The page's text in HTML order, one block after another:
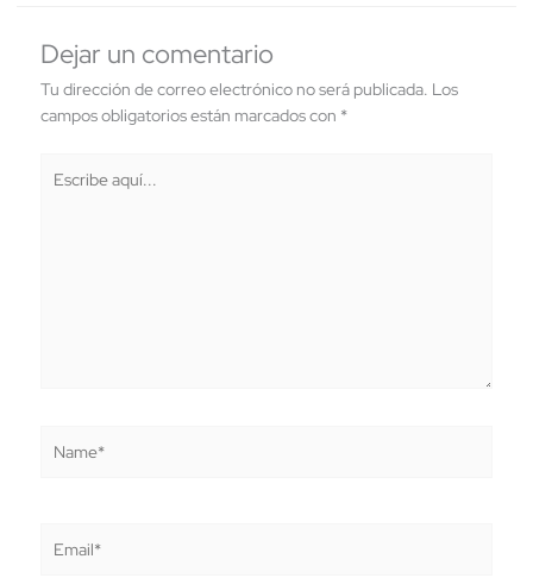
Dejar un comentario
Tu dirección de correo electrónico no será publicada. Los
campos obligatorios están marcados con *
aquí...